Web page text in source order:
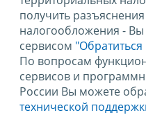
получить
налогообложения - Вы
сервисом
По вопросам
сервисов и
России Вы можете
технической